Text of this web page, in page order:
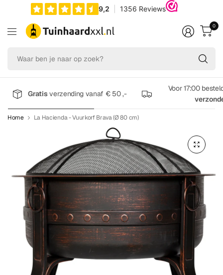
op
0
Gratisverzending vanaf € 50 ,-
Voor 17:00
Home La Hacienda - Vuurkorf Brava (Ø 80 cm)